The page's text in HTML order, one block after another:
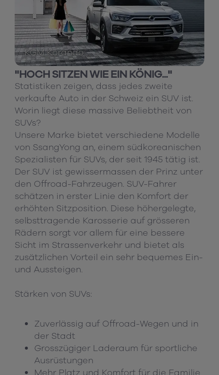
KGM Korando
"HOCH SITZEN WIE EIN KÖNIG..."
Statistiken zeigen, dass jedes zweite
verkaufte Auto in der Schweiz ein SUV ist.
Worin liegt diese massive Beliebtheit von
SUVs?
Unsere Marke bietet verschiedene Modelle
von SsangYong an, einem südkoreanischen
Spezialisten für SUVs, der seit 1945 tätig ist.
Der SUV ist gewissermassen der Prinz unter
den Offroad-Fahrzeugen. SUV-Fahrer
schätzen in erster Linie den Komfort der
erhöhten Sitzposition. Diese höhergelegte,
selbsttragende Karosserie auf grösseren
Rädern sorgt vor allem für eine bessere
Sicht im Strassenverkehr und bietet als
zusätzlichen Vorteil ein sehr bequemes Ein-
und Aussteigen.
Stärken von SUVs:
Zuverlässig auf Offroad-Wegen und in
der Stadt
Grosszügiger Laderaum für sportliche
Ausrüstungen
Mehr Platz und Komfort für die Familie